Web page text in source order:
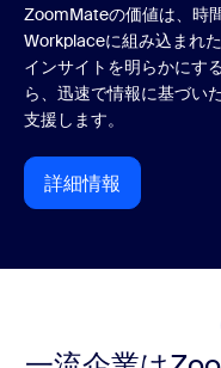
ZoomMateの価値は、時
Workplaceに組み込まれ
インサイトを明らかにす
ら、迅速で情報に基づい
支援します。
詳細情報
詳細情報